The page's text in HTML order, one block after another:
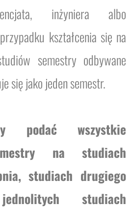
inżyniera albo
kształcenia się na
semestry odbywane
się jako jeden semestr.
podać wszystkie
na studiach
studiach drugiego
studiach